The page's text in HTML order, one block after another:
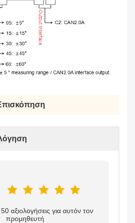
αξιολογήσεις για αυτόν τον
προμηθευτή